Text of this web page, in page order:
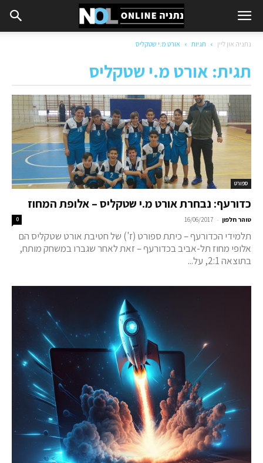
נתניה און ליין תגיות אורט מ.י שטקליס
תגית: אורט מ.י שטקליס
ספורט
כדורעף: נבחרת אורט מ.י שטקליס – אלופת המחוז
טוהר חלפון -
16/06/2017
0
תלמידי הכדורעף – כיתת ספורט (ז') של חטיבת אורט שטקליס הם
אלופי מחוז תל-אביב בכדורעף – זאת לאחר שגברו במשחק מותח,
בתוצאה 2:1, על...